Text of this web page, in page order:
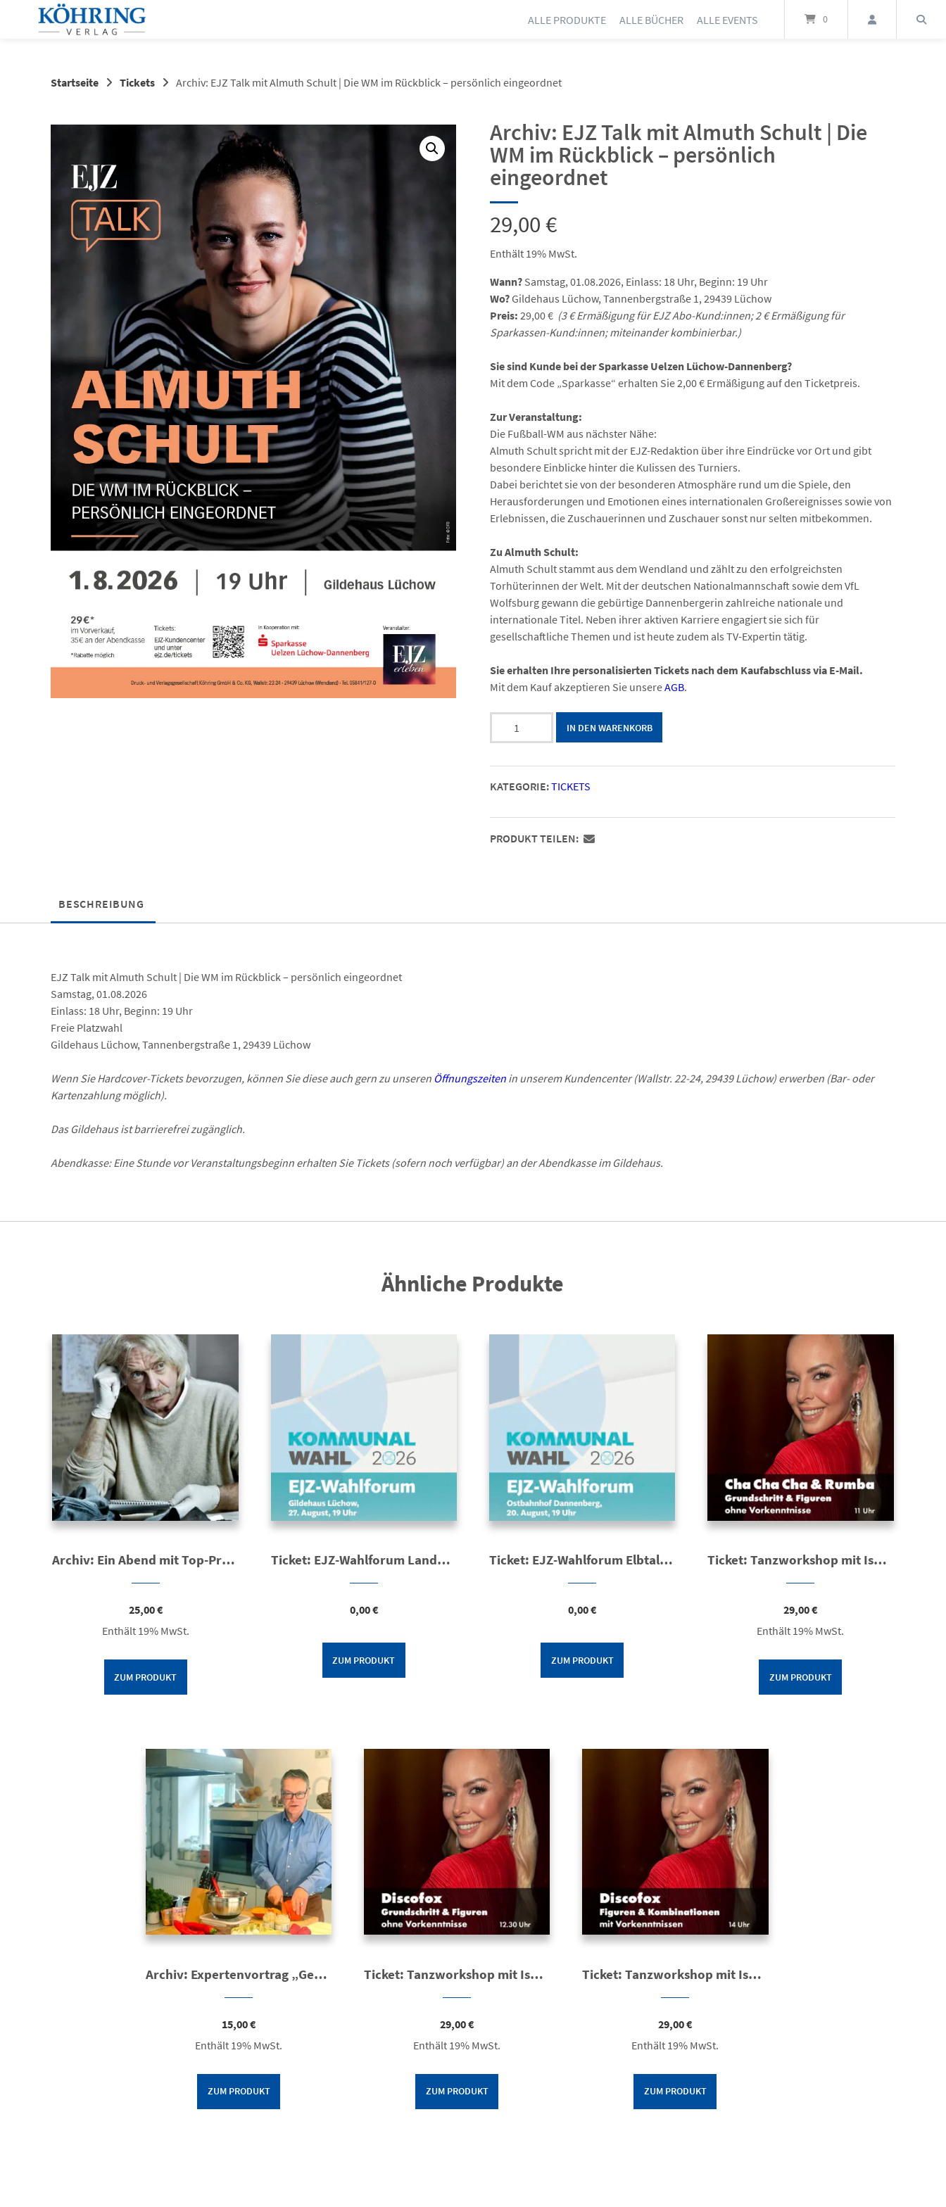
Springen
ALLE PRODUKTE ALLE BÜCHER ALLE EVENTS 0
Startseite Tickets Archiv: EJZ Talk mit Almuth Schult | Die WM im Rückblick – persönlich eingeordnet
Archiv: EJZ Talk mit Almuth Schult | Die
WM im Rückblick – persönlich
eingeordnet
29,00€
Enthält 19% MwSt.
Wann? Samstag, 01.08.2026, Einlass: 18 Uhr, Beginn: 19 Uhr
Wo?Gildehaus Lüchow, Tannenbergstraße 1, 29439 Lüchow
Preis: 29,00 € (3€ Ermäßigung für EJZ Abo-Kund:innen; 2 € Ermäßigung für
Sparkassen-Kund:innen; miteinander kombinierbar.)
Sie sind Kunde bei der Sparkasse Uelzen Lüchow-Dannenberg?
Mit dem Code „Sparkasse“ erhalten Sie 2,00 € Ermäßigung auf den Ticketpreis.
Zur Veranstaltung:
Die Fußball-WM aus nächster Nähe:
Almuth Schult spricht mit der EJZ-Redaktion über ihre Eindrücke vor Ort und gibt
besondere Einblicke hinter die Kulissen des Turniers.
Dabei berichtet sie von der besonderen Atmosphäre rund um die Spiele, den
Herausforderungen und Emotionen eines internationalen Großereignisses sowie von
Erlebnissen, die Zuschauerinnen und Zuschauer sonst nur selten mitbekommen.
Zu Almuth Schult:
Almuth Schultstammt aus dem Wendland und zählt zu den erfolgreichsten
Torhüterinnen der Welt. Mit der deutschen Nationalmannschaft sowie dem VfL
Wolfsburg gewann die gebürtige Dannenbergerin zahlreiche nationale und
internationale Titel. Neben ihrer aktiven Karriere engagiert sie sich für
gesellschaftliche Themen und ist heute zudem als TV-Expertin tätig.
Sie erhalten Ihre personalisierten Tickets nach dem Kaufabschluss via E-Mail.
Mit dem Kauf akzeptieren Sie unsereAGB.
mit
Almuth
|
Die
persönlich
IN DEN WARENKORB
KATEGORIE:TICKETS
PRODUKT TEILEN:
BESCHREIBUNG
EJZ Talk mit Almuth Schult | Die WM im Rückblick – persönlich eingeordnet
Samstag, 01.08.2026
Einlass: 18 Uhr, Beginn: 19 Uhr
Freie Platzwahl
Gildehaus Lüchow, Tannenbergstraße 1, 29439 Lüchow
Wenn Sie Hardcover-Tickets bevorzugen, können Sie diese auch gern zu unseren Öffnungszeitenin unserem Kundencenter (Wallstr. 22-24, 29439 Lüchow) erwerben (Bar- oder
Kartenzahlung möglich).
Das Gildehaus ist barrierefrei zugänglich.
Abendkasse: Eine Stunde vor Veranstaltungsbeginn erhalten Sie Tickets (sofern noch verfügbar) an der Abendkasse im Gildehaus.
Ähnliche Produkte
Archiv: Ein Abend mit Top-Profiler Axel Petermann – Die Psyche des Bösen
25,00€
Enthält 19% MwSt.
ZUM PRODUKT
Ticket: EJZ-Wahlforum Landkreis zur Kommunalwahl 2026 | Landrätin/Landrat für Lüchow-Dannenberg
0,00€
ZUM PRODUKT
Ticket: EJZ-Wahlforum Elbtalaue zur Kommunalwahl 2026 | Bürgermeister der Samtgemeinde Elbtalaue
0,00€
ZUM PRODUKT
Ticket: Tanzworkshop mit Isabel Edvardsson | Cha Cha Cha & Rumba – Grundschritt & Figuren
29,00€
Enthält 19% MwSt.
ZUM PRODUKT
Archiv: Expertenvortrag „Gesunde Ernährung ab 50“
15,00€
Enthält 19% MwSt.
ZUM PRODUKT
Ticket: Tanzworkshop mit Isabel Edvardsson | Discofox – Grundschritt & Figuren
29,00€
Enthält 19% MwSt.
ZUM PRODUKT
Ticket: Tanzworkshop mit Isabel Edvardsson | Discofox – Figuren & Kombinationen
29,00€
Enthält 19% MwSt.
ZUM PRODUKT